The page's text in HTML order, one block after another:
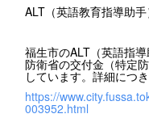
ALT（英語教育指導助
福生市のALT（英語指
防衛省の交付金（特定
しています。詳細につ
https://
003952.html